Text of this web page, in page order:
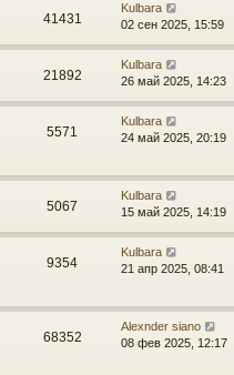
41431
Kulbara
02 сен 2025, 15:59
21892
Kulbara
26 май 2025, 14:23
5571
Kulbara
24 май 2025, 20:19
5067
Kulbara
15 май 2025, 14:19
9354
Kulbara
21 апр 2025, 08:41
68352
Alexnder siano
08 фев 2025, 12:17